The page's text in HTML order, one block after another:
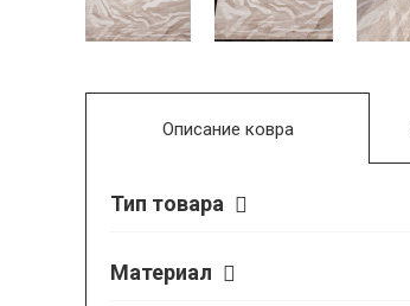
Описание ковра
Тип товара
Материал